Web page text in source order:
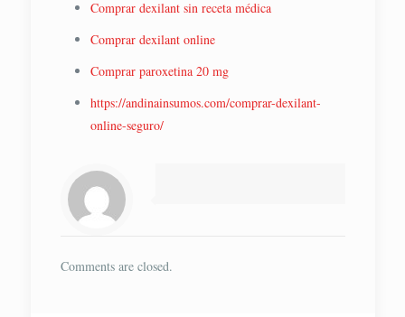
Comprar dexilant sin receta médica
Comprar dexilant online
Comprar paroxetina 20 mg
https://andinainsumos.com/comprar-dexilant-
online-seguro/
Comments are closed.